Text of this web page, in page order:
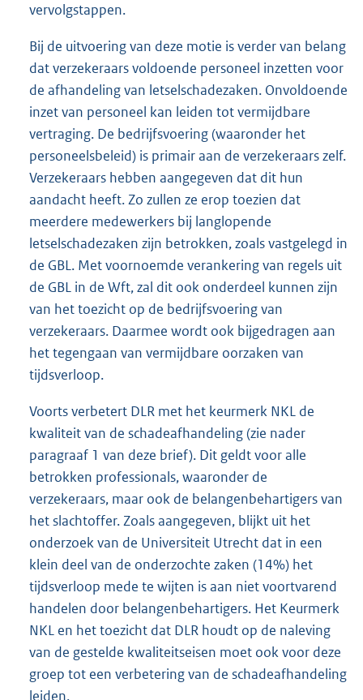
vervolgstappen.
Bij de uitvoering van deze motie is verder van belang
dat verzekeraars voldoende personeel inzetten voor
de afhandeling van letselschadezaken. Onvoldoende
inzet van personeel kan leiden tot vermijdbare
vertraging. De bedrijfsvoering (waaronder het
personeelsbeleid) is primair aan de verzekeraars zelf.
Verzekeraars hebben aangegeven dat dit hun
aandacht heeft. Zo zullen ze erop toezien dat
meerdere medewerkers bij langlopende
letselschadezaken zijn betrokken, zoals vastgelegd in
de GBL. Met voornoemde verankering van regels uit
de GBL in de Wft, zal dit ook onderdeel kunnen zijn
van het toezicht op de bedrijfsvoering van
verzekeraars. Daarmee wordt ook bijgedragen aan
het tegengaan van vermijdbare oorzaken van
tijdsverloop.
Voorts verbetert DLR met het keurmerk NKL de
kwaliteit van de schadeafhandeling (zie nader
paragraaf 1 van deze brief). Dit geldt voor alle
betrokken professionals, waaronder de
verzekeraars, maar ook de belangenbehartigers van
het slachtoffer. Zoals aangegeven, blijkt uit het
onderzoek van de Universiteit Utrecht dat in een
klein deel van de onderzochte zaken (14%) het
tijdsverloop mede te wijten is aan niet voortvarend
handelen door belangenbehartigers. Het Keurmerk
NKL en het toezicht dat DLR houdt op de naleving
van de gestelde kwaliteitseisen moet ook voor deze
groep tot een verbetering van de schadeafhandeling
leiden.